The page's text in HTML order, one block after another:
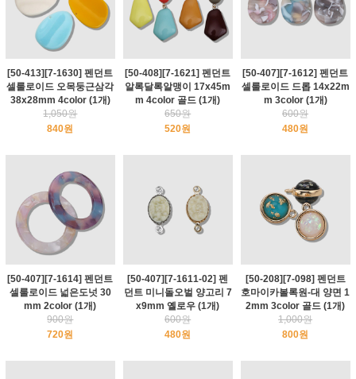
[50-413][7-1630] 펜던트
셀룰로이드 오목둥근삼각
38x28mm 4color (1개)
1,050원
840원
[50-408][7-1621] 펜던트
알록달록알맹이 17x45m
m 4color 골드 (1개)
650원
520원
[50-407][7-1612] 펜던트
셀룰로이드 드롭 14x22m
m 3color (1개)
600원
480원
[50-407][7-1614] 펜던트
셀룰로이드 넓은도넛 30
mm 2color (1개)
900원
720원
[50-407][7-1611-02] 펜
던트 미니돌오벌 양고리 7
x9mm 옐로우 (1개)
600원
480원
[50-208][7-098] 펜던트
호마이카볼록원-대 양면 1
2mm 3color 골드 (1개)
1,000원
800원